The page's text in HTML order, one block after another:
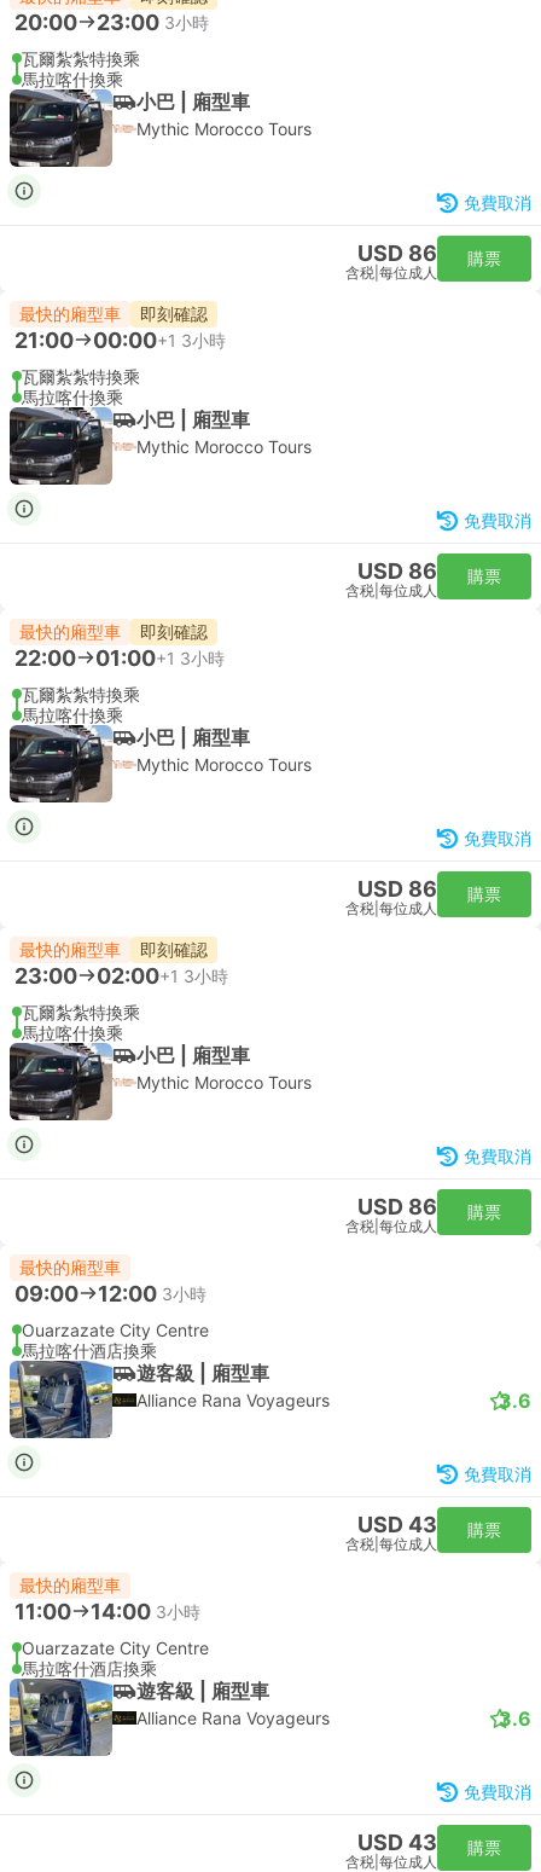
20:00 23:00 3小時
瓦爾紮紮特換乘
馬拉喀什換乘
小巴 | 廂型車
Mythic Morocco Tours
免費取消
USD 86
含税 每位成人
購票
最快的廂型車 即刻確認
21:00 00:00+1 3小時
瓦爾紮紮特換乘
馬拉喀什換乘
小巴 | 廂型車
Mythic Morocco Tours
免費取消
USD 86
含税 每位成人
購票
最快的廂型車 即刻確認
22:00 01:00+1 3小時
瓦爾紮紮特換乘
馬拉喀什換乘
小巴 | 廂型車
Mythic Morocco Tours
免費取消
USD 86
含税 每位成人
購票
最快的廂型車 即刻確認
23:00 02:00+1 3小時
瓦爾紮紮特換乘
馬拉喀什換乘
小巴 | 廂型車
Mythic Morocco Tours
免費取消
USD 86
含税 每位成人
購票
最快的廂型車
09:00 12:00 3小時
Ouarzazate City Centre
馬拉喀什酒店換乘
遊客級 | 廂型車
Alliance Rana Voyageurs 3.6
免費取消
USD 43
含税 每位成人
購票
最快的廂型車
11:00 14:00 3小時
Ouarzazate City Centre
馬拉喀什酒店換乘
遊客級 | 廂型車
Alliance Rana Voyageurs 3.6
免費取消
USD 43
含税 每位成人
購票